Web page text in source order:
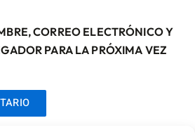
CORREO ELECTRÓNICO Y
PARA LA PRÓXIMA VEZ